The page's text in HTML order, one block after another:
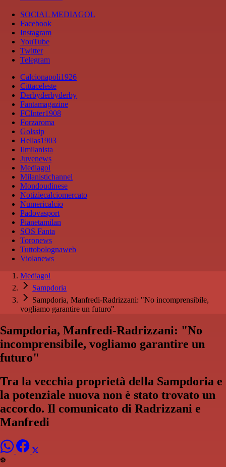
SOCIAL MEDIAGOL
Facebook
Instagram
YouTube
Twitter
Telegram
Calcionapoli1926
Cittaceleste
Derbyderbyderby
Fantamagazine
FCInter1908
Forzaroma
Golssip
Hellas1903
Ilmilanista
Juvenews
Mediagol
Milanistichannel
Mondoudinese
Notiziecalciomercato
Numericalcio
Padovasport
Pianetamilan
SOS Fanta
Toronews
Tuttobolognaweb
Violanews
Mediagol
Sampdoria
Sampdoria, Manfredi-Radrizzani: "No incomprensibile,
vogliamo garantire un futuro"
Sampdoria, Manfredi-Radrizzani: "No
incomprensibile, vogliamo garantire un
futuro"
Tra la vecchia proprietà della Sampdoria e
la potenziale nuova non è stato trovato un
accordo. Il comunicato di Radrizzani e
Manfredi
⚽️